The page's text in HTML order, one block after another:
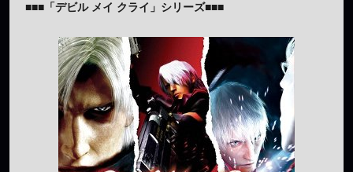
■■■「デビル メイ クライ」シリーズ■■■